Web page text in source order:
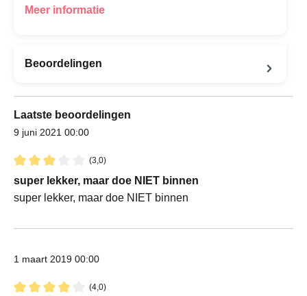
Meer informatie
Beoordelingen
Laatste beoordelingen
9 juni 2021 00:00
(3,0)
Recensie met een waardering van 3 van de 5 sterren
super lekker, maar doe NIET binnen
super lekker, maar doe NIET binnen
1 maart 2019 00:00
(4,0)